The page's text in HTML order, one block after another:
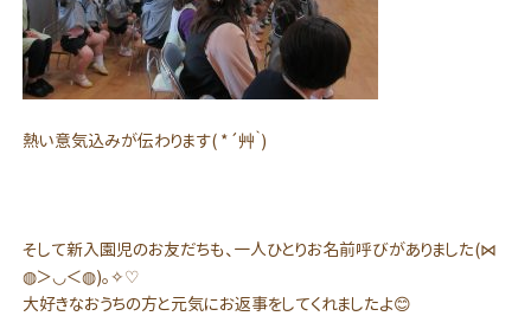
熱い意気込みが伝わります( *´艸｀)
そして新入園児のお友だちも、一人ひとりお名前呼びがありました(⋈
◍＞◡＜◍)。✧♡
大好きなおうちの方と元気にお返事をしてくれましたよ😊